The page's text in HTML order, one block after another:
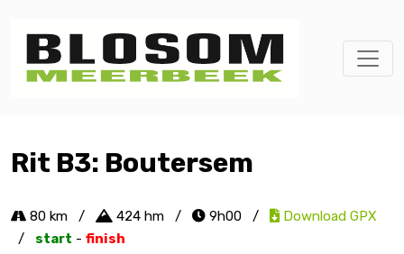
Rit B3: Boutersem
80 km / 424 hm / 9h00 /
Download GPX
/
start - finish